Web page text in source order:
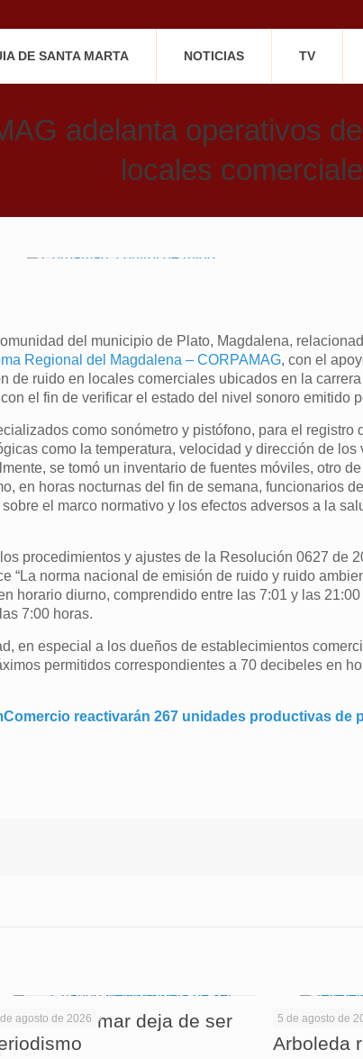
DE SANTA MARTA NOTICIAS TV
adelanta operativos
locales
del municipio de Plato, Magdalena,
Regional del Magdalena – CORPAMAG, con el
de ruido en locales comerciales ubicados en la
el fin de verificar el estado del nivel sonoro emitido
como sonómetro y pistófono, para el registro
como la temperatura, velocidad y dirección de los
se tomó un inventario de fuentes móviles, otro
en horas nocturnas del fin de semana, funcionarios
el marco normativo y los efectos adversos a la
procedimientos y ajustes de la Resolución 0627 de
“La norma nacional de emisión de ruido y ruido
horario diurno, comprendido entre las 7:01 y las
7:00 horas.
en especial a los dueños de establecimientos
permitidos correspondientes a 70 decibeles en
reactivarán 267 unidades productivas de
agosto de 2026informar deja de ser
5 de agosto de
La
Arboleda